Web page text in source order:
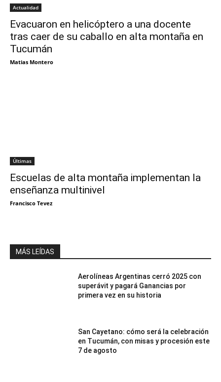
Actualidad
Evacuaron en helicóptero a una docente
tras caer de su caballo en alta montaña en
Tucumán
Matias Montero
Últimas
Escuelas de alta montaña implementan la
enseñanza multinivel
Francisco Tevez
MÁS LEÍDAS
Aerolíneas Argentinas cerró 2025 con
superávit y pagará Ganancias por
primera vez en su historia
San Cayetano: cómo será la celebración
en Tucumán, con misas y procesión este
7 de agosto